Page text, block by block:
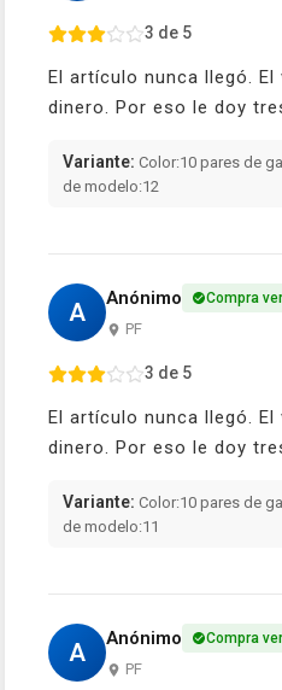
3 de 5
El artículo nunca llegó.
dinero. Por eso le doy
Variante: Color:10 pares de
de modelo:12
A Anónimo Compra
PF
3 de 5
El artículo nunca llegó.
dinero. Por eso le doy
Variante: Color:10 pares de
de modelo:11
A Anónimo Compra
PF